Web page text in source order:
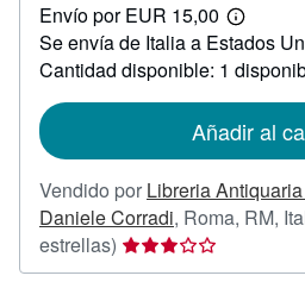
39,00
Envío por EUR 15,00
Más
sobre
las
envío
Se envía de Italia a Estados
Cantidad disponible: 1
Añadir al
Vendido por Libreria
Daniele Corradi, Roma, RM,
estrellas) Calificación
del